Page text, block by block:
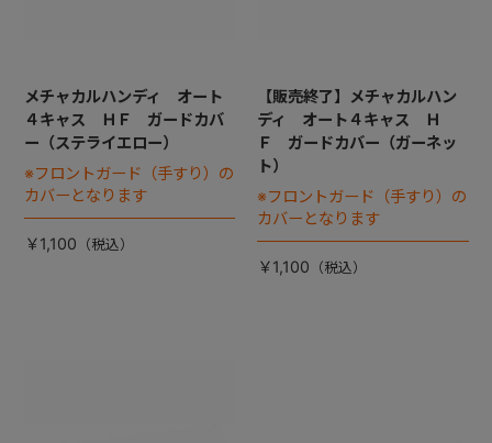
メチャカルハンディ オート
４キャス ＨＦ ガードカバ
ー（ステライエロー）
※フロントガード（手すり）の
カバーとなります
￥1,100
【販売終了】メチャカルハン
ディ オート４キャス Ｈ
Ｆ ガードカバー（ガーネッ
ト）
※フロントガード（手すり）の
カバーとなります
￥1,100